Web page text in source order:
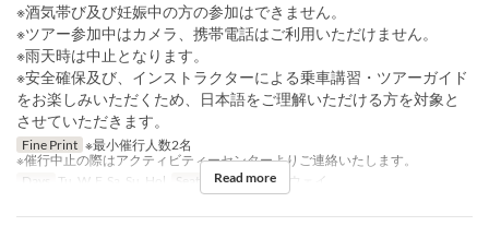
※酒気帯び及び妊娠中の方の参加はできません。
※ツアー参加中はカメラ、携帯電話はご利用いただけません。
※雨天時は中止となります。
※安全確保及び、インストラクターによる乗車講習・ツアーガイド
をお楽しみいただくため、日本語をご理解いただける方を対象と
させていただきます。
Fine Print ※最小催行人数2名
※催行中止の際はアクティビティーセンターよりご連絡いたします。
Days
Tu, W, F, Sa, Su, Hol Seat Category セグウェイ
Read more